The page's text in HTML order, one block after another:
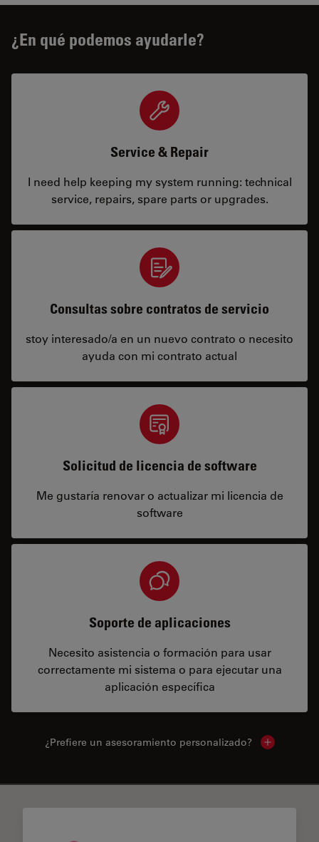
¿En qué podemos ayudarle?
Service & Repair
I need help keeping my system running: technical
service, repairs, spare parts or upgrades.
Consultas sobre contratos de servicio
stoy interesado/a en un nuevo contrato o necesito
ayuda con mi contrato actual
Solicitud de licencia de software
Me gustaría renovar o actualizar mi licencia de
software
Soporte de aplicaciones
Necesito asistencia o formación para usar
correctamente mi sistema o para ejecutar una
aplicación específica
¿Prefiere un asesoramiento personalizado? Show local